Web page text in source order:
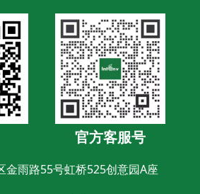
官方客服号
金雨路55号虹桥525创意园A座